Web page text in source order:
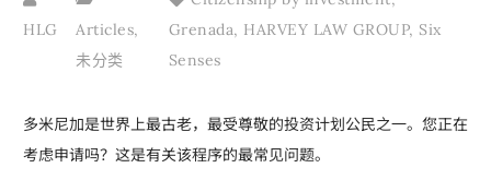
HLG Articles,
未分类
Grenada, HARVEY LAW GROUP, Six
Senses
多米尼加是世界上最古老，最受尊敬的投资计划公民之一。您正在
考虑申请吗？这是有关该程序的最常见问题。